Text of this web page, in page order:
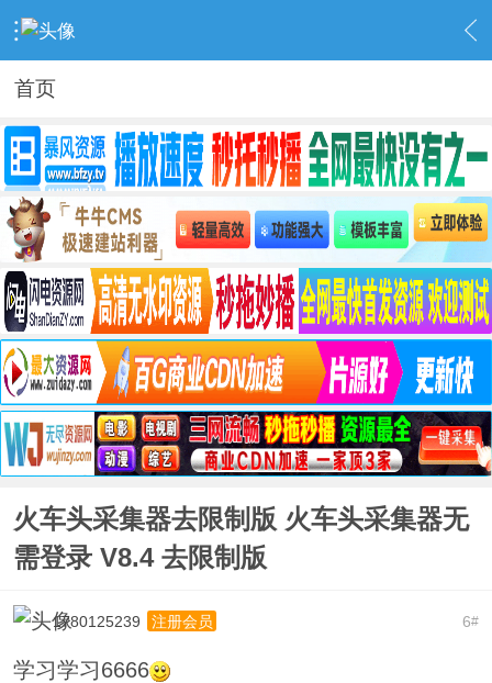
› seo专区 › seo工具 › 内容
首页
火车头采集器去限制版 火车头采集器无
需登录 V8.4 去限制版
6#
1780125239 注册会员
学习学习6666